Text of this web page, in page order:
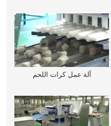
آلة عمل كرات اللحم